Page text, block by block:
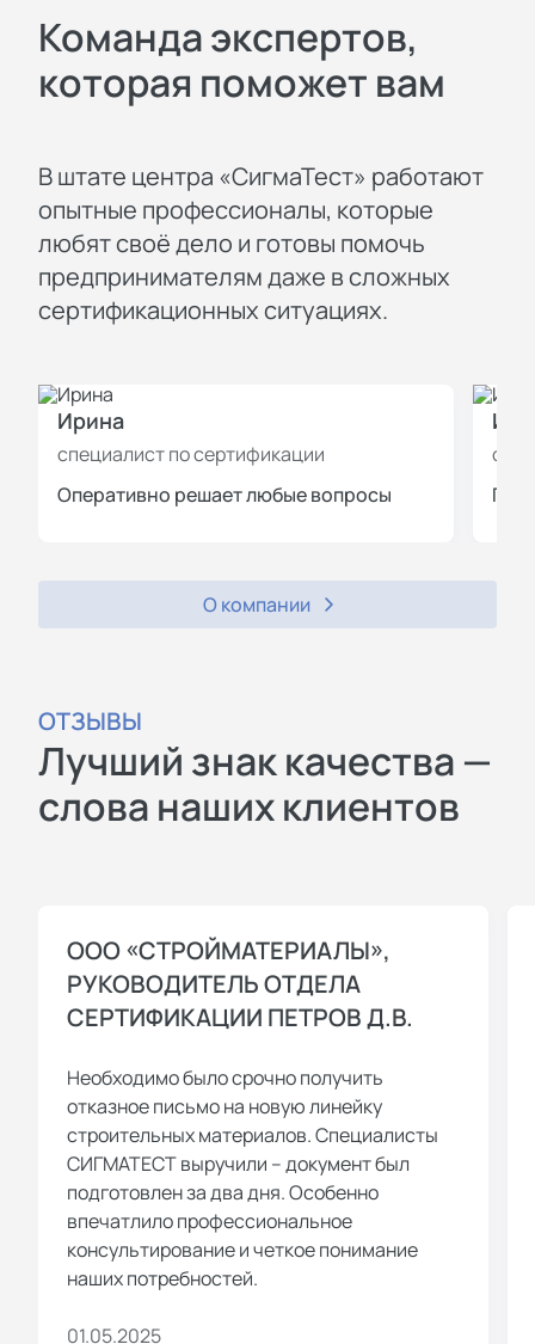
Команда экспертов,
которая поможет вам
В штате центра «СигмаТест» работают
опытные профессионалы, которые
любят своё дело и готовы помочь
предпринимателям даже в сложных
сертификационных ситуациях.
Ирина
специалист по сертификации
Оперативно решает любые вопросы
О компании
ОТЗЫВЫ
Лучший знак качества —
слова наших клиентов
ООО «СТРОЙМАТЕРИАЛЫ»,
РУКОВОДИТЕЛЬ ОТДЕЛА
СЕРТИФИКАЦИИ ПЕТРОВ Д.В.
Необходимо было срочно получить
отказное письмо на новую линейку
строительных материалов. Специалисты
СИГМАТЕСТ выручили – документ был
подготовлен за два дня. Особенно
впечатлило профессиональное
консультирование и четкое понимание
наших потребностей.
01.05.2025